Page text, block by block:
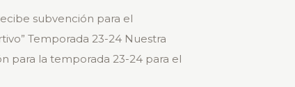
subvención para el
Temporada 23-24 Nuestra
para la temporada 23-24 para el